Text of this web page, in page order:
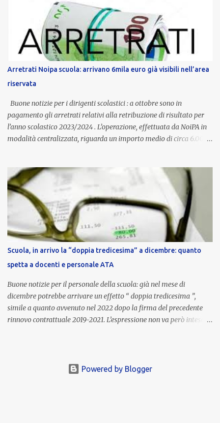
dedicato alle donne vittime di violenza di genere, in linea con la
normativa nazionale e con l’obiettivo di offrire maggiore tutela e
supporto in situazioni delicate. L’indennità provinciale per i docenti
è un unicum in Italia: si tratta di una misura esclusiva della
Provincia autonoma di Bolzano, che integra in maniera stabile lo
stipendio nazionale grazie alle prerogative garantite
dall’autonomia locale. Non è un bonus temporaneo né un
compenso accessorio, ma una voce strutturale di retribuzione,
aggiornata periodicamente in base al cost...
Arretrati Noipa scuola: arrivano 6mila euro già visibili nell’area
riservata
Buone notizie per i dirigenti scolastici : a ottobre sono in
pagamento gli arretrati relativi alla retribuzione di risultato per
l’anno scolastico 2023/2024 . L’operazione, effettuata da NoiPA in
modalità centralizzata, riguarda un importo medio di circa 6.000
ordinaria di ottobre . Cos’è la retribuzione di risultato La
retribuzione di risultato rappresenta la parte variabile dello
stipendio dei dirigenti scolastici. Viene corrisposta per valorizzare
la qualità dell’attività svolta, la gestione delle risorse e il
raggiungimento degli obiettivi fissati dal Ministero dell’Istruzione
e del Merito (MIM) . Per l’anno scolastico 2023/2024, il MIM ha
completato la procedura di valutazione e trasmesso i dati a NoiPA,
che ha poi disposto la liquidazione automatica in busta paga . Gli
importi e le trattenute L’importo medio lordo riconosciuto è di 6....
Scuola, in arrivo la “doppia tredicesima” a dicembre: quanto
spetta a docenti e personale ATA
Buone notizie per il personale della scuola: già nel mese di
dicembre potrebbe arrivare un effetto “ doppia tredicesima ”,
simile a quanto avvenuto nel 2022 dopo la firma del precedente
rinnovo contrattuale 2019-2021. L’espressione non va però intesa in
un’integrazione straordinaria che, pur non raggiungendo l’importo
Powered by Blogger